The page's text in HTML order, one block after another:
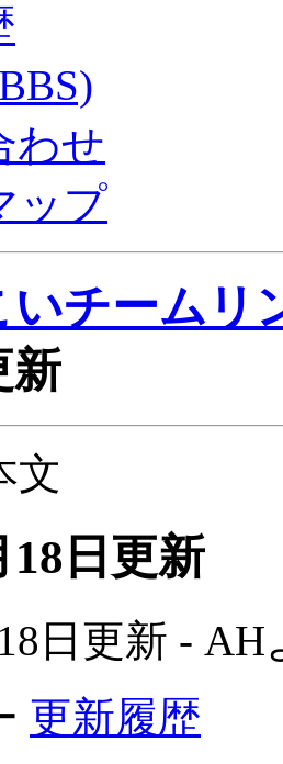
わせ
ップ
チームリ
新
文
18日更新
日更新 -
更新履歴